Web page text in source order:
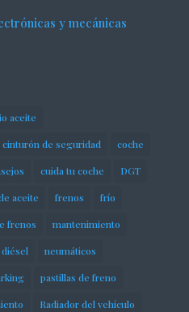
y mecánicas
aceite
cinturón de seguridad coche
cuida tu coche DGT
aceite frenos frío
frenos mantenimiento
neumáticos
pastillas de freno
Radiador del vehículo